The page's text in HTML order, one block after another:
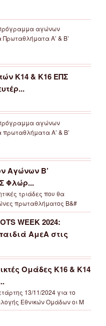
αγώνων
Α’ & Β’
Κ14 & Κ16 ΕΠΣ
αγώνων
Α’ & Β’
Αγώνων Β’
Φλώρ...
τριάδες που θα
πρωταθλήματος Β&#
WEEK 2024:
ΑμεΑ στις
Ομάδες Κ16 & Κ14
13/11/2024 για το
Εθνικών Ομάδων οι Μ